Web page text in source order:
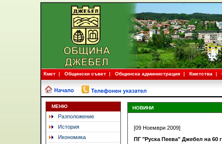
Кмет Общински съвет Общинска администрация Кметства
МЕНЮ
Разположение
История
Икономика
НОВИНИ
[09 Ноември 2009]
ПГ "Руска Пеева" Джебел на 60